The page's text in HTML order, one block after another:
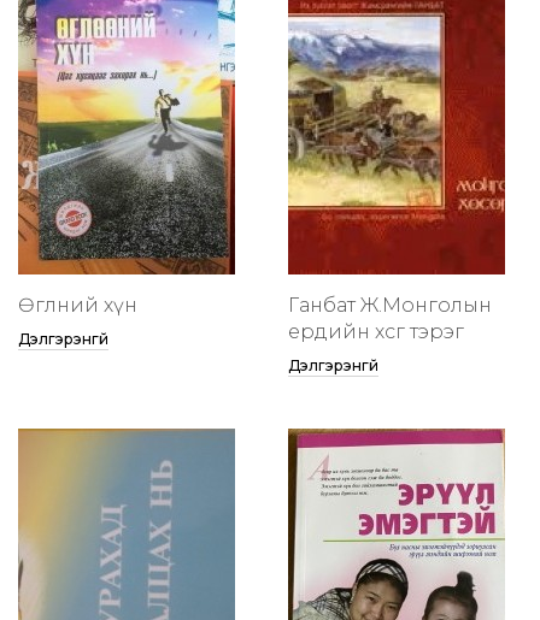
Өглөөний хүн
Дэлгэрэнгүй
Ганбат Ж.Монголын
ердийн хөсөг тэрэг
Дэлгэрэнгүй